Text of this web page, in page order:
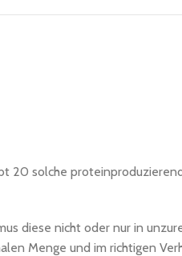
20 solche
diese nicht oder nur in
Menge und im richtigen